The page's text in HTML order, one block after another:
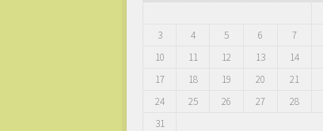
3
4 5 6 7
10
11 12 13 14
17
18 19 20 21
24
25 26 27 28
31